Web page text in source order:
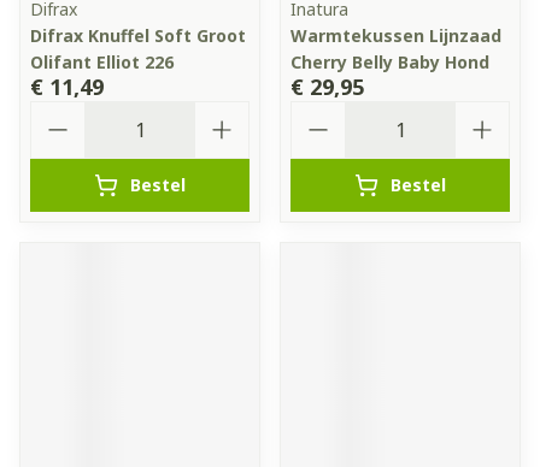
Difrax
Difrax Knuffel Soft Groot
Olifant Elliot 226
€ 11,49
Bestel
Inatura
Warmtekussen Lijnzaad
Cherry Belly Baby Hond
€ 29,95
Bestel